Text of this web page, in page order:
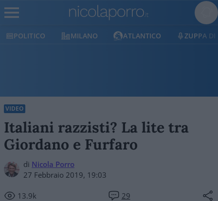
POLITICO MILANO ATLANTICO ZUPPA DI
VIDEO
Italiani razzisti? La lite tra
Giordano e Furfaro
di Nicola Porro
27 Febbraio 2019, 19:03
13.9k 29